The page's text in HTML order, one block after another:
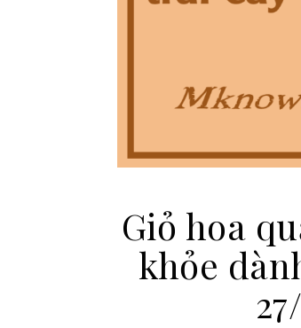
Giỏ hoa
khỏe